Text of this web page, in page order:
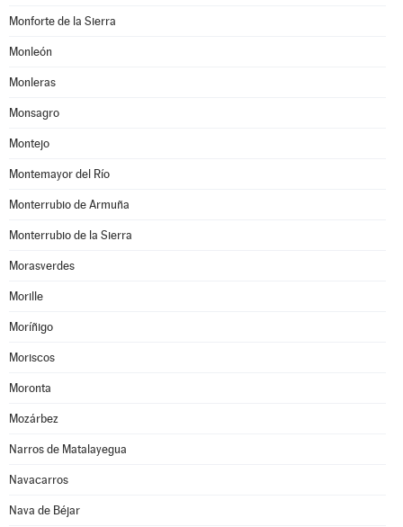
Monforte de la Sierra
Monleón
Monleras
Monsagro
Montejo
Montemayor del Río
Monterrubio de Armuña
Monterrubio de la Sierra
Morasverdes
Morille
Moríñigo
Moriscos
Moronta
Mozárbez
Narros de Matalayegua
Navacarros
Nava de Béjar